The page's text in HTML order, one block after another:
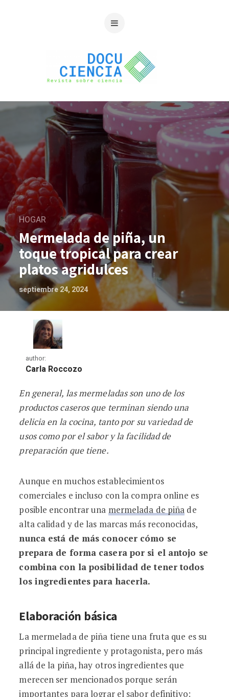
HOGAR
Mermelada de piña, un
toque tropical para crear
platos agridulces
septiembre 24, 2024
author:
Carla Roccozo
Mermelada de piña, un toque tropical
En general, las mermeladas son uno de los
productos caseros que terminan siendo una
delicia en la cocina, tanto por su variedad de
usos como por el sabor y la facilidad de
preparación que tiene.
Aunque en muchos establecimientos
comerciales e incluso con la compra online es
posible encontrar una mermelada de piña de
alta calidad y de las marcas más reconocidas,
nunca está de más conocer cómo se
prepara de forma casera por si el antojo se
combina con la posibilidad de tener todos
los ingredientes para hacerla.
Elaboración básica
La mermelada de piña tiene una fruta que es su
principal ingrediente y protagonista, pero más
allá de la piña, hay otros ingredientes que
merecen ser mencionados porque serán
importantes para lograr el sabor definitivo: